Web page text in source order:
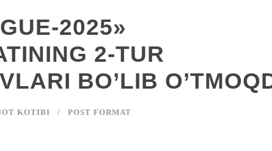
2025»
2-TUR
BO’LIB
KOTIBI POST FORMAT